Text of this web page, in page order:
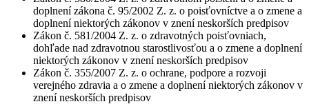
doplnení zákona č. 95/2002 Z. z. o poisťovníctve a o zmene a
doplnení niektorých zákonov v znení neskorších predpisov
Zákon č. 581/2004 Z. z. o zdravotných poisťovniach,
dohľade nad zdravotnou starostlivosťou a o zmene a doplnení
niektorých zákonov v znení neskorších predpisov
Zákon č. 355/2007 Z. z. o ochrane, podpore a rozvoji
verejného zdravia a o zmene a doplnení niektorých zákonov v
znení neskorších predpisov